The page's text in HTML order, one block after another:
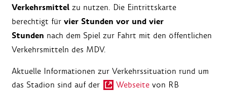
Verkehrsmittel zu nutzen. Die Eintrittskarte
berechtigt für vier Stunden vor und vier
Stunden nach dem Spiel zur Fahrt mit den öffentlichen
Verkehrsmitteln des MDV.
Aktuelle Informationen zur Verkehrssituation rund um
das Stadion sind auf der
Webseite von RB